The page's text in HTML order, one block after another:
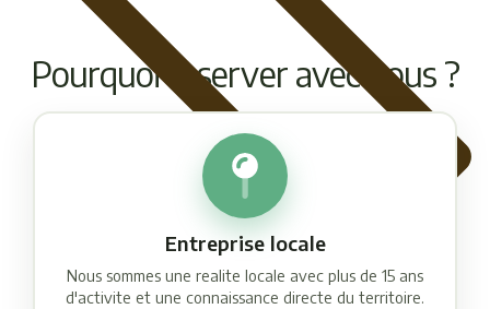
Pourquoi reserver avec nous ?
Entreprise locale
Nous sommes une realite locale avec plus de 15 ans
d'activite et une connaissance directe du territoire.